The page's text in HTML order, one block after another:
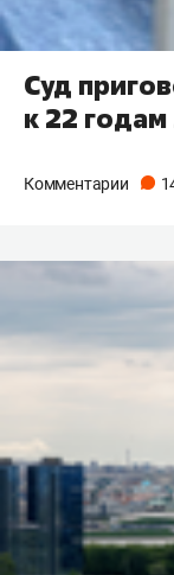
Суд
к 22
Комментарии